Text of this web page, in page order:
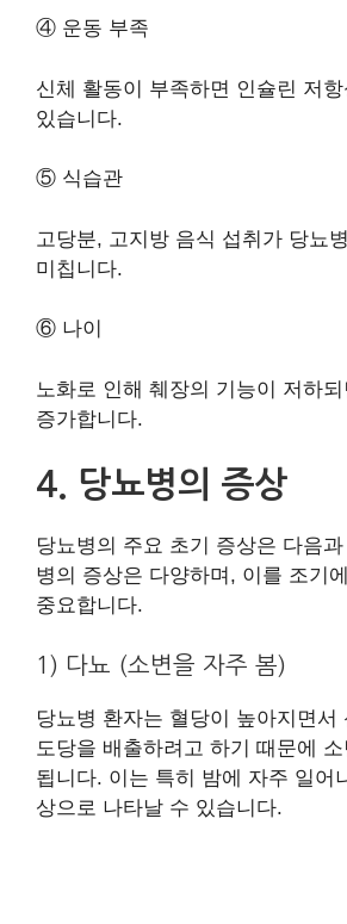
④ 운동 부족
신체 활동이 부족하면 인슐린 저
있습니다.
⑤ 식습관
고당분, 고지방 음식 섭취가 당뇨
미칩니다.
⑥ 나이
노화로 인해 췌장의 기능이 저하
증가합니다.
4. 당뇨병의 증상
당뇨병의 주요 초기 증상은 다음
병의 증상은 다양하며, 이를 조기
중요합니다.
1) 다뇨 (소변을 자주 봄)
당뇨병 환자는 혈당이 높아지면서
도당을 배출하려고 하기 때문에
됩니다. 이는 특히 밤에 자주 일어
상으로 나타날 수 있습니다.